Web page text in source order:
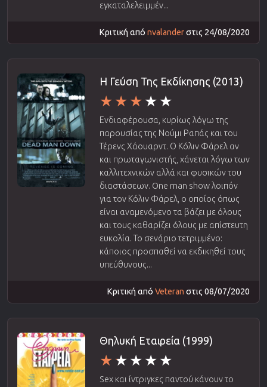
εγκαταλελειμμέν...
Κριτική από nvalanderστις 24/08/2020
Η Γεύση Της Εκδίκησης (2013)
Ενδιαφέρουσα, κυρίως λόγω της
παρουσίας της Νούμι Ραπάς και του
Τέρενς Χάουαρντ. Ο Κόλιν Φάρελ αν
και πρωταγωνιστής, χάνεται λόγω των
καλλιτεχνικών αλλά και φυσικών του
διαστάσεων. One man show λοιπόν
για τον Κόλιν Φάρελ, ο οποίος όπως
είναι αναμενόμενο τα βάζει με όλους
και τους καθαρίζει όλους με απίστευτη
ευκολία. Το σενάριο τετριμμένο:
κάποιος προσπαθεί να εκδικηθεί τους
υπεύθυνους...
Κριτική από Veteran στις 08/07/2020
Θηλυκή Εταιρεία (1999)
Sex και ίντριγκες παντού κάνουν το